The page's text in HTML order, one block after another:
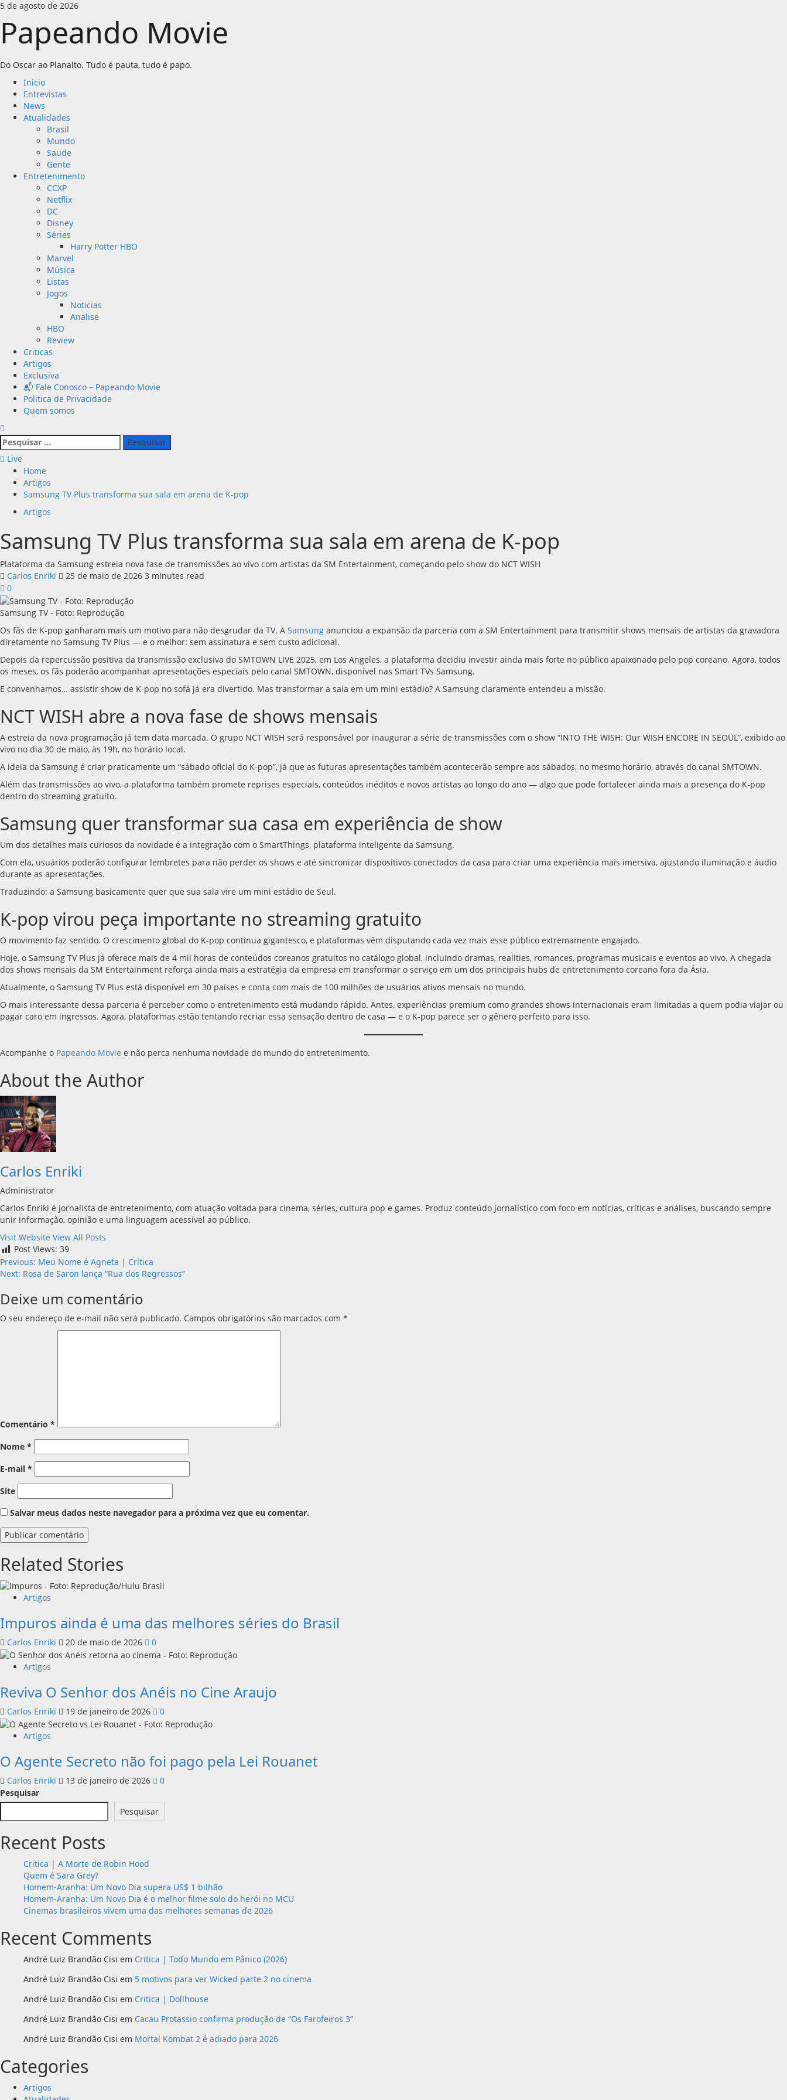
Skip
content
5 de agosto de 2026
Papeando Movie
Do Oscar ao Planalto. Tudo é pauta, tudo é papo.
Primary
Menu
Inicio
Entrevistas
News
Atualidades
Brasil
Mundo
Saude
Gente
Entretenimento
CCXP
Netflix
DC
Disney
Séries
Harry Potter HBO
Marvel
Música
Listas
Jogos
Noticias
Analise
HBO
Review
Criticas
Artigos
Exclusiva
📬 Fale Conosco – Papeando Movie
Politica de Privacidade
Quem somos
Pesquisar
por:
Live
Home
Artigos
Samsung TV Plus transforma sua sala em arena de K-pop
Artigos
Samsung TV Plus transforma sua sala em arena de K-pop
Plataforma da Samsung estreia nova fase de transmissões ao vivo com artistas da SM Entertainment, começando pelo show do NCT WISH
Carlos Enriki
25 de maio de 2026 3 minutes read
0
Samsung TV - Foto: Reprodução
Os fãs de K-pop ganharam mais um motivo para não desgrudar da TV. A Samsung anunciou a expansão da parceria com a SM Entertainment para transmitir shows mensais de artistas da gravadora
diretamente no Samsung TV Plus — e o melhor: sem assinatura e sem custo adicional.
Depois da repercussão positiva da transmissão exclusiva do SMTOWN LIVE 2025, em Los Angeles, a plataforma decidiu investir ainda mais forte no público apaixonado pelo pop coreano. Agora, todos
os meses, os fãs poderão acompanhar apresentações especiais pelo canal SMTOWN, disponível nas Smart TVs Samsung.
E convenhamos… assistir show de K-pop no sofá já era divertido. Mas transformar a sala em um mini estádio? A Samsung claramente entendeu a missão.
NCT WISH abre a nova fase de shows mensais
A estreia da nova programação já tem data marcada. O grupo NCT WISH será responsável por inaugurar a série de transmissões com o show “INTO THE WISH: Our WISH ENCORE IN SEOUL”, exibido ao
vivo no dia 30 de maio, às 19h, no horário local.
A ideia da Samsung é criar praticamente um “sábado oficial do K-pop”, já que as futuras apresentações também acontecerão sempre aos sábados, no mesmo horário, através do canal SMTOWN.
Além das transmissões ao vivo, a plataforma também promete reprises especiais, conteúdos inéditos e novos artistas ao longo do ano — algo que pode fortalecer ainda mais a presença do K-pop
dentro do streaming gratuito.
Samsung quer transformar sua casa em experiência de show
Um dos detalhes mais curiosos da novidade é a integração com o SmartThings, plataforma inteligente da Samsung.
Com ela, usuários poderão configurar lembretes para não perder os shows e até sincronizar dispositivos conectados da casa para criar uma experiência mais imersiva, ajustando iluminação e áudio
durante as apresentações.
Traduzindo: a Samsung basicamente quer que sua sala vire um mini estádio de Seul.
K-pop virou peça importante no streaming gratuito
O movimento faz sentido. O crescimento global do K-pop continua gigantesco, e plataformas vêm disputando cada vez mais esse público extremamente engajado.
Hoje, o Samsung TV Plus já oferece mais de 4 mil horas de conteúdos coreanos gratuitos no catálogo global, incluindo dramas, realities, romances, programas musicais e eventos ao vivo. A chegada
dos shows mensais da SM Entertainment reforça ainda mais a estratégia da empresa em transformar o serviço em um dos principais hubs de entretenimento coreano fora da Ásia.
Atualmente, o Samsung TV Plus está disponível em 30 países e conta com mais de 100 milhões de usuários ativos mensais no mundo.
O mais interessante dessa parceria é perceber como o entretenimento está mudando rápido. Antes, experiências premium como grandes shows internacionais eram limitadas a quem podia viajar ou
pagar caro em ingressos. Agora, plataformas estão tentando recriar essa sensação dentro de casa — e o K-pop parece ser o gênero perfeito para isso.
Acompanhe o Papeando Movie e não perca nenhuma novidade do mundo do entretenimento.
About the Author
Carlos Enriki
Administrator
Carlos Enriki é jornalista de entretenimento, com atuação voltada para cinema, séries, cultura pop e games. Produz conteúdo jornalístico com foco em notícias, críticas e análises, buscando sempre
unir informação, opinião e uma linguagem acessível ao público.
Visit Website View All Posts
Post Views: 39
Post
navigation
Previous: Meu Nome é Agneta | Crítica
Next: Rosa de Saron lança “Rua dos Regressos”
Deixe um comentário
O seu endereço de e-mail não será publicado. Campos obrigatórios são marcados com *
Comentário *
Nome *
E-mail *
Site
Salvar meus dados neste navegador para a próxima vez que eu comentar.
Related Stories
Artigos
Impuros ainda é uma das melhores séries do Brasil
Carlos Enriki 20 de maio de 2026 0
Artigos
Reviva O Senhor dos Anéis no Cine Araujo
Carlos Enriki 19 de janeiro de 2026 0
Artigos
O Agente Secreto não foi pago pela Lei Rouanet
Carlos Enriki 13 de janeiro de 2026
0
Pesquisar
Pesquisar
Recent Posts
Critica | A Morte de Robin Hood
Quem é Sara Grey?
Homem-Aranha: Um Novo Dia supera US$ 1 bilhão
Homem-Aranha: Um Novo Dia é o melhor filme solo do herói no MCU
Cinemas brasileiros vivem uma das melhores semanas de 2026
Recent Comments
André Luiz Brandão Cisi em Critica | Todo Mundo em Pânico (2026)
André Luiz Brandão Cisi em 5 motivos para ver Wicked parte 2 no cinema
André Luiz Brandão Cisi em Critica | Dollhouse
André Luiz Brandão Cisi em Cacau Protassio confirma produção de “Os Farofeiros 3”
André Luiz Brandão Cisi em Mortal Kombat 2 é adiado para 2026
Categories
Artigos